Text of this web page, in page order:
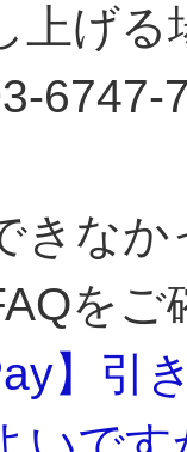
上げ
6747-
きな
をご
】引